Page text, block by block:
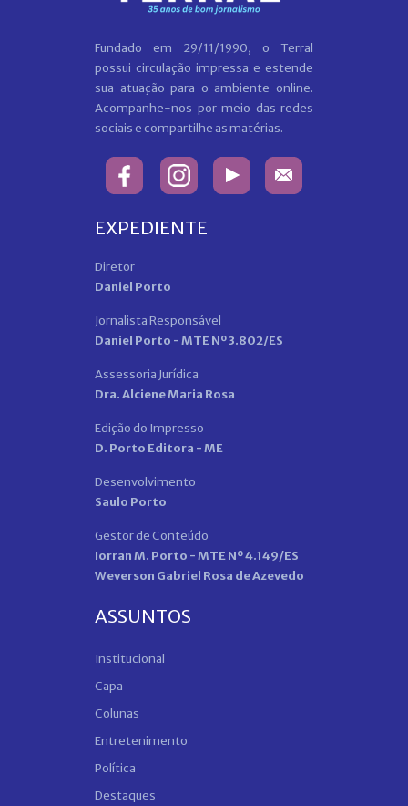
Fundado em 29/11/1990, o Terral
possui circulação impressa e estende
sua atuação para o ambiente online.
Acompanhe-nos por meio das redes
sociais e compartilhe as matérias.
EXPEDIENTE
Diretor
Daniel Porto
Jornalista Responsável
Daniel Porto - MTE Nº 3.802/ES
Assessoria Jurídica
Dra. Alciene Maria Rosa
Edição do Impresso
D. Porto Editora - ME
Desenvolvimento
Saulo Porto
Gestor de Conteúdo
Iorran M. Porto - MTE Nº 4.149/ES
Weverson Gabriel Rosa de Azevedo
ASSUNTOS
Institucional
Capa
Colunas
Entretenimento
Política
Destaques